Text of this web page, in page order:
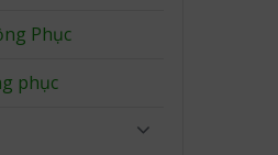
Phục
phục